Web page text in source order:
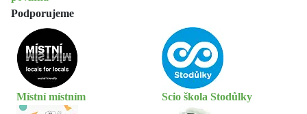
Podporujeme
Místní místním Scio škola Stodůlky